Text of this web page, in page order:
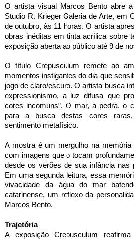
O artista visual Marcos Bento abre
Studio R. Krieger Galeria de Arte, em
de outubro, às 11 horas. O artista
obras inéditas em tinta acrílica sobre
exposição aberta ao público até 9 de
O título Crepusculum remete ao
momentos instigantes do dia que
jogo de claro/escuro. O artista busca
expressionismo, a luz difusa que
cores incomuns”. O mar, a pedra, o
para a busca destas cores
sentimento metafísico.
A mostra é um mergulho na memória
com imagens que o tocam
desde os verões de sua infância nas
Em uma segunda leitura, essa
vivacidade da água do mar
catarinense, um reflexo da
Marcos Bento.
Trajetória
A exposição Crepusculum